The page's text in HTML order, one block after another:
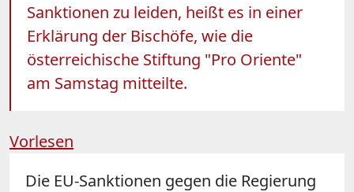
Sanktionen zu leiden, heißt es in einer
Erklärung der Bischöfe, wie die
österreichische Stiftung "Pro Oriente"
am Samstag mitteilte.
Vorlesen
Die EU-Sanktionen gegen die Regierung